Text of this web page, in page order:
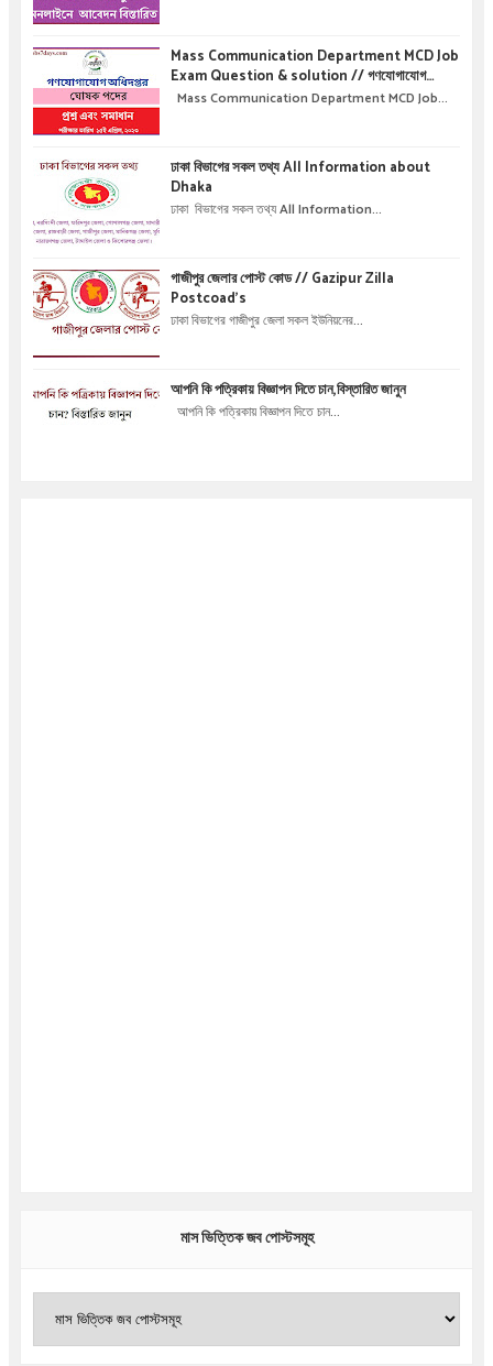
Mass Communication Department MCD Job
Exam Question & solution // গণযোগাযোগ
অধিদপ্তরে নিয়োগ পরীক্ষার প্রশ্ন এবং সমাধান
Mass Communication Department MCD Job...
ঢাকা বিভাগের সকল তথ্য All Information about
Dhaka
ঢাকা বিভাগের সকল তথ্য All Information...
গাজীপুর জেলার পোস্ট কোড // Gazipur Zilla
Postcoad's
ঢাকা বিভাগের গাজীপুর জেলা সকল ইউনিয়নের...
আপনি কি পত্রিকায় বিজ্ঞাপন দিতে চান,বিস্তারিত জানুন
আপনি কি পত্রিকায় বিজ্ঞাপন দিতে চান...
মাস ভিত্তিক জব পোস্টসমূহ